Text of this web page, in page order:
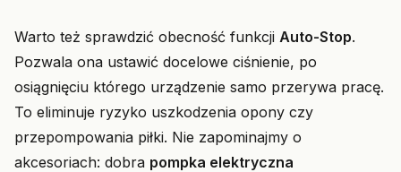
Warto też sprawdzić obecność funkcji Auto-Stop.
Pozwala ona ustawić docelowe ciśnienie, po
osiągnięciu którego urządzenie samo przerywa pracę.
To eliminuje ryzyko uszkodzenia opony czy
przepompowania piłki. Nie zapominajmy o
akcesoriach: dobra pompka elektryczna